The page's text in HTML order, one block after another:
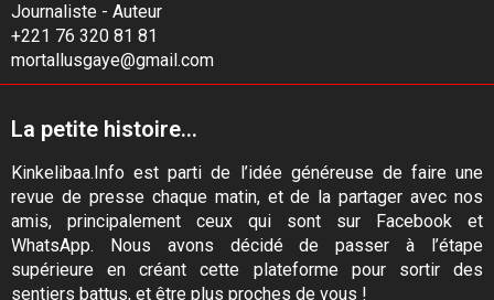
Journaliste - Auteur
+221 76 320 81 81
mortallusgaye@gmail.com
La petite histoire...
Kinkelibaa.Info est parti de l’idée généreuse de faire une
revue de presse chaque matin, et de la partager avec nos
amis, principalement ceux qui sont sur Facebook et
WhatsApp. Nous avons décidé de passer à l’étape
supérieure en créant cette plateforme pour sortir des
sentiers battus, et être plus proches de vous !